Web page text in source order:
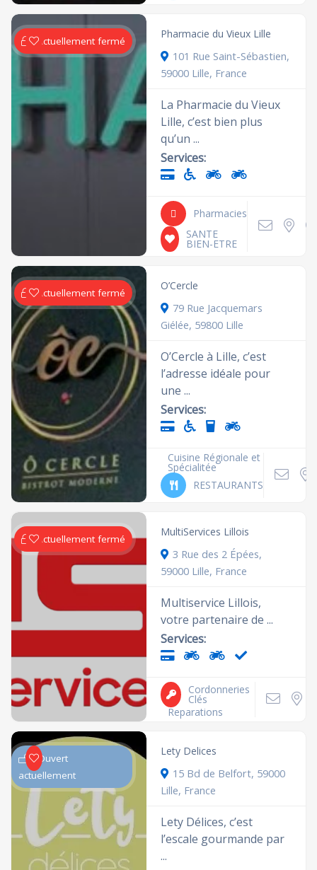
Actuellement fermé
Pharmacie du Vieux Lille
101 Rue Saint-Sébastien,
59000 Lille, France
La Pharmacie du Vieux
Lille, c’est bien plus
qu’un ...
Services:
Pharmacies
SANTE
BIEN-ETRE
Actuellement fermé
O’Cercle
79 Rue Jacquemars
Giélée, 59800 Lille
O’Cercle à Lille, c’est
l’adresse idéale pour
une ...
Services:
Cuisine Régionale et
Spécialitée
RESTAURANTS
Actuellement fermé
MultiServices Lillois
3 Rue des 2 Épées,
59000 Lille, France
Multiservice Lillois,
votre partenaire de ...
Services:
Cordonneries
Clés
Reparations
Ouvert
actuellement
Lety Delices
15 Bd de Belfort, 59000
Lille, France
Lety Délices, c’est
l’escale gourmande par
...